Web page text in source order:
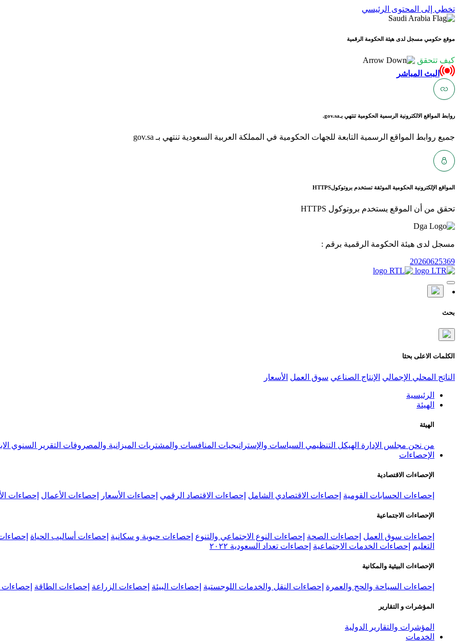
تخطي إلى المحتوى الرئيسي
موقع حكومي مسجل لدى هيئة الحكومة الرقمية
كيف تتحقق
البث المباشر
روابط المواقع الالكترونية الرسمية الحكومية تنتهي بـgov.sa.
جميع روابط المواقع الرسمية التابعة للجهات الحكومية في المملكة العربية السعودية تنتهي بـ gov.sa
المواقع الإلكترونية الحكومية الموثقة تستخدم بروتوكولHTTPS
تحقق من أن الموقع يستخدم بروتوكول HTTPS
مسجل لدى هيئة الحكومة الرقمية برقم :
20260625369
بحث
الكلمات الاعلى بحثا
الناتج المحلي الإجمالي الإنتاج الصناعي سوق العمل الأسعار
الرئيسية
الهيئة
الهيئة
من نحن مجلس الإدارة الهيكل التنظيمي السياسات والإستراتيجيات المنافسات والمشتريات الميزانية والمصروفات التقرير السنوي
الإحصاءات
الإحصاءات الاقتصادية
إحصاءات الحسابات القومية إحصاءات الاقتصادي الشامل إحصاءات الاقتصاد الرقمي إحصاءات الأسعار إحصاءات الأعمال إحصاءات
الإحصاءات الاجتماعية
إحصاءات سوق العمل إحصاءات الصحة إحصاءات النوع الاجتماعي والتنوع إحصاءات حيوية و سكانية إحصاءات أساليب الحياة
التعليم
إحصاءات الخدمات الاجتماعية إحصاءات تعداد السعودية ٢٠٢٢
الإحصاءات البيئية والمكانية
إحصاءات السياحة والحج والعمرة إحصاءات النقل والخدمات اللوجستية إحصاءات البيئة إحصاءات الزراعة إحصاءات الطاقة إحصاءات
المؤشرات و التقارير
المؤشرات والتقارير الدولية
الخدمات